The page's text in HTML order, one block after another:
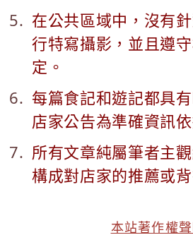
在公共區域中，沒有
行特寫攝影，並且遵
定。
每篇食記和遊記都具
店家公告為準確資訊依
所有文章純屬筆者主
構成對店家的推薦或背
本站著作權